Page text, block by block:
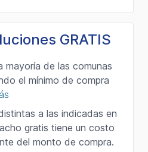
GRATIS
mayoría de las comunas
el mínimo de compra
a las indicadas en
gratis tiene un costo
del monto de compra.